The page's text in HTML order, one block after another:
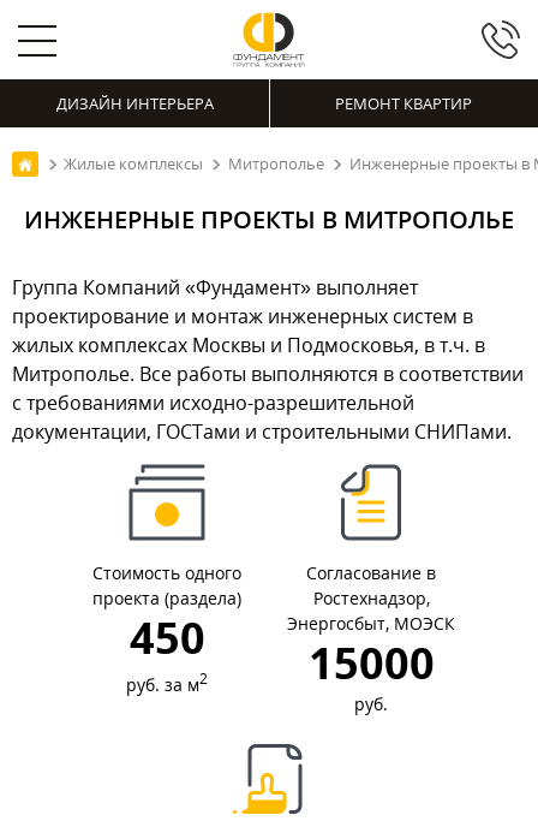
ДИЗАЙН ИНТЕРЬЕРА РЕМОНТ КВАРТИР
Жилые комплексы Митрополье Инженерные проекты в
ИНЖЕНЕРНЫЕ ПРОЕКТЫ В МИТРОПОЛЬЕ
Группа Компаний «Фундамент» выполняет
проектирование и монтаж инженерных систем в
жилых комплексах Москвы и Подмосковья, в т.ч. в
Митрополье. Все работы выполняются в соответствии
с требованиями исходно-разрешительной
документации, ГОСТами и строительными СНИПами.
Стоимость одного
проекта (раздела)
450
руб. за м2
Согласование в
Ростехнадзор,
Энергосбыт, МОЭСК
15000
руб.